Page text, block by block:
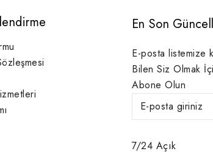
En Son
E-posta listemize
Bilen Siz Olmak
Abone Olun
7/24 Açık